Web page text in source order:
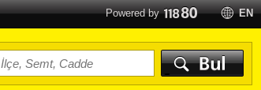
Powered by EN